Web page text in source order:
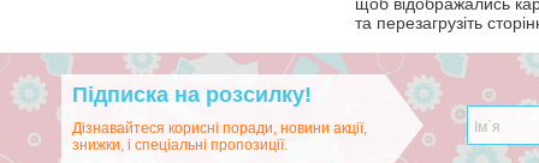
та перезагрузіть
Підписка на розсилку!
Дізнавайтеся корисні поради, новини акції,
знижки, і спеціальні пропозиції.